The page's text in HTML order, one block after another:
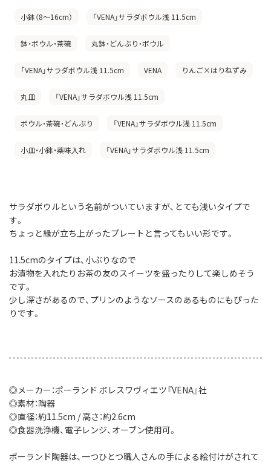
小鉢（8〜16cm） 「VENA」サラダボウル浅 11.5cm
鉢・ボウル・茶碗 丸鉢・どんぶり・ボウル
「VENA」サラダボウル浅 11.5cm VENA りんご×はりねずみ
丸皿 「VENA」サラダボウル浅 11.5cm
ボウル・茶碗・どんぶり 「VENA」サラダボウル浅 11.5cm
小皿・小鉢・薬味入れ 「VENA」サラダボウル浅 11.5cm
サラダボウルという名前がついていますが、とても浅いタイプで
す。
ちょっと縁が立ち上がったプレートと言ってもいい形です。
11.5cmのタイプは、小ぶりなので
お漬物を入れたりお茶の友のスイーツを盛ったりして楽しめそう
です。
少し深さがあるので、プリンのようなソースのあるものにもぴった
りです。
◎メーカー：ポーランド ボレスワヴィエツ『VENA』社
◎素材：陶器
◎直径：約11.5cm / 高さ：約2.6cm
◎食器洗浄機、電子レンジ、オーブン使用可。
ポーランド陶器は、一つひとつ職人さんの手による絵付けがされて